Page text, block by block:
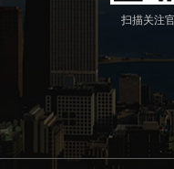
扫描关注